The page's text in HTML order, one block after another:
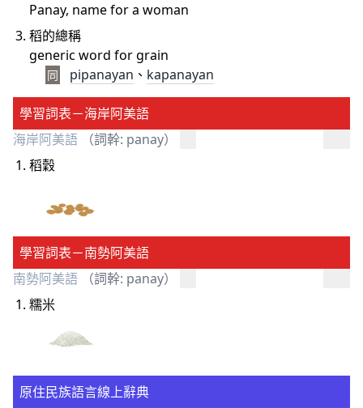
Panay, name for a woman
稻的總稱
generic word for grain
同 pipanayan 、 kapanayan
學習詞表－海岸阿美語
海岸阿美語
（詞幹: panay）
稻穀
學習詞表－南勢阿美語
南勢阿美語
（詞幹: panay）
糯米
原住民族語言線上辭典